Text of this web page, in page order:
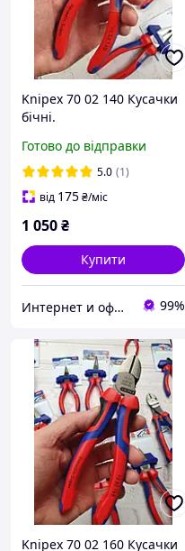
Knipex 70 02 140 Кусачки
бічні.
Готово до відправки
5.0 (1)
від 175₴/міс
1 050₴
Купити
Интернет и оффлайн магазин инструментов в Запорожье "Инструмент" 99%
Knipex 70 02 160 Кусачки